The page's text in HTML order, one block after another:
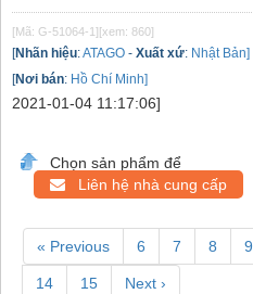
[Mã: G-51064-1] [xem: 860]
[Nhãn hiệu:ATAGO - Xuất xứ: Nhật Bản]
[Nơi bán: Hồ Chí Minh]
2021-01-04 11:17:06]
Chọn sản phẩm để
Liên hệ nhà cung cấp
« Previous 6 7 8 9
14 15 Next ›